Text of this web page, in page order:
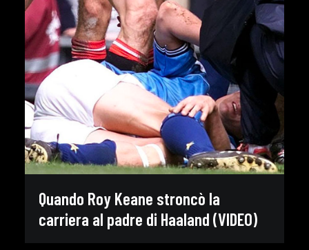
Quando Roy Keane stroncò la
carriera al padre di Haaland (VIDEO)